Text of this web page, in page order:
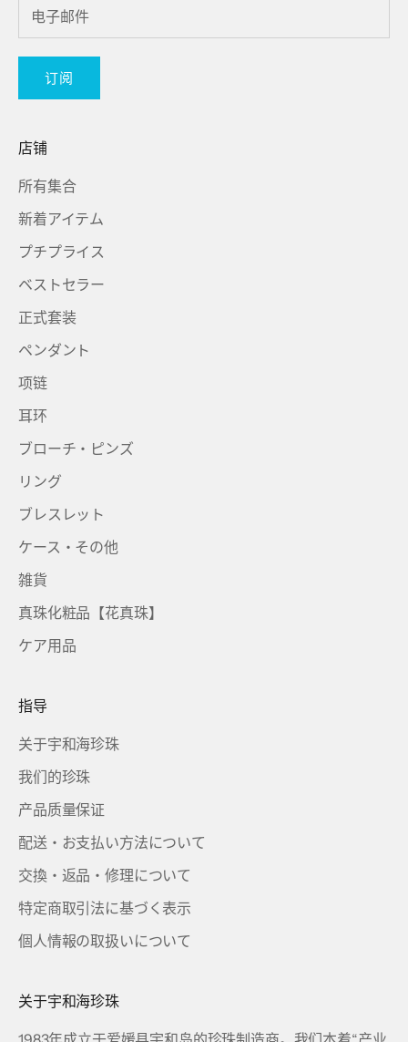
订阅
店铺
所有集合
新着アイテム
プチプライス
ベストセラー
正式套装
ペンダント
项链
耳环
ブローチ・ピンズ
リング
ブレスレット
ケース・その他
雑貨
真珠化粧品【花真珠】
ケア用品
指导
关于宇和海珍珠
我们的珍珠
产品质量保证
配送・お支払い方法について
交換・返品・修理について
特定商取引法に基づく表示
個人情報の取扱いについて
关于宇和海珍珠